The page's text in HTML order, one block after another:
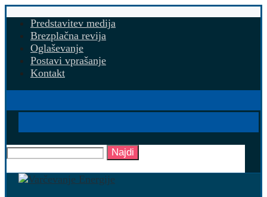
Predstavitev medija
Brezplačna revija
Oglaševanje
Postavi vprašanje
Kontakt
Najdi